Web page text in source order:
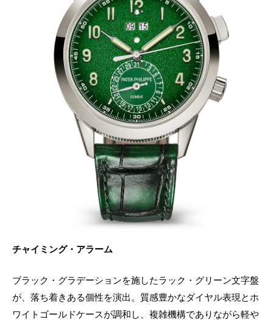
チャイミング・アラーム
ブラック・グラデーションを施したラック・グリーン文字盤
が、落ち着きある個性を演出。質感豊かなダイヤル表現とホ
ワイトゴールドケースが調和し、複雑機構でありながら軽や